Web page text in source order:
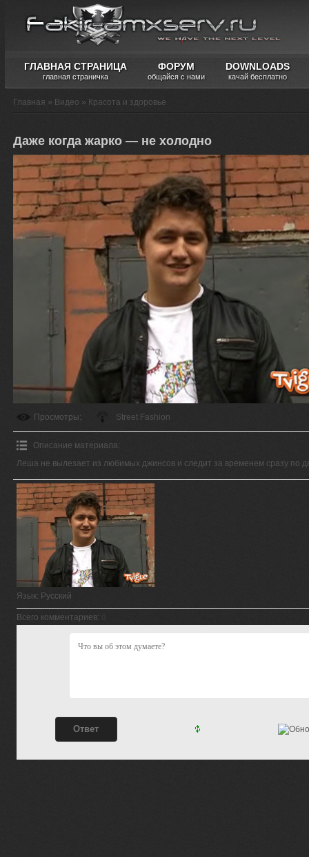
ГЛАВНАЯ СТРАНИЦА
главная страничка
ФОРУМ
общайся с нами
DOWNLOADS
качай бесплатно
Главная » Видео » Красота и здоровье
Даже когда жарко — не холодно
Просмотры: Street Fashion
Описание материала:
Леша не вылезает из любимых джинсов и следит за временем сразу по
Язык: Русский
Всего комментариев: